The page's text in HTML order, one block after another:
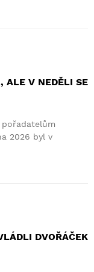
ALE V NEDĚLI SE
2026 byl v
DVOŘÁČEK